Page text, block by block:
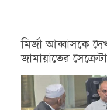
মির্জা আব্বাসকে
জামায়াতের